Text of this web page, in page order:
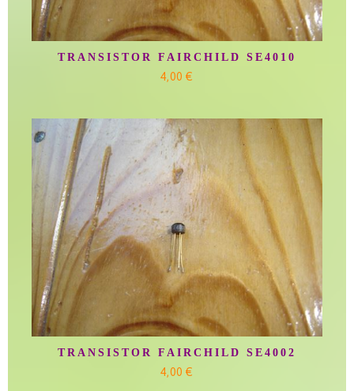
TRANSISTOR FAIRCHILD SE4010
4,00 €
TRANSISTOR FAIRCHILD SE4002
4,00 €